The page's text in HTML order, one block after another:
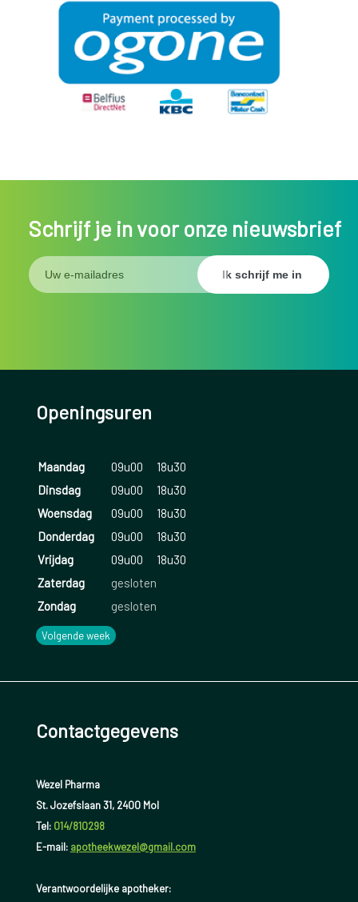
Schrijf je in voor onze nieuwsbrief
Openingsuren
Maandag 09u00
18u30
Dinsdag
09u00
18u30
Woensdag
09u00
18u30
Donderdag
09u00
18u30
Vrijdag
09u00
18u30
Zaterdag
gesloten
Zondag
gesloten
Volgende week
Contactgegevens
Wezel Pharma
St. Jozefslaan 31, 2400 Mol
Tel: 014/810298
E-mail: apotheekwezel@gmail.com
Verantwoordelijke apotheker: